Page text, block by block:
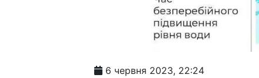
6 червня 2023, 22:24